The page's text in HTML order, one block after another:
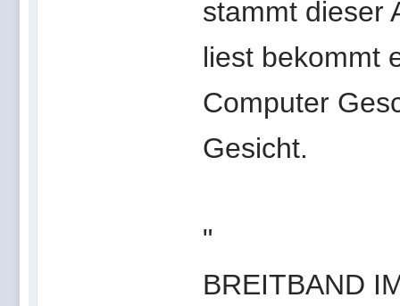
stammt dieser
liest bekommt
Computer
Gesicht.
"
BREITBAND